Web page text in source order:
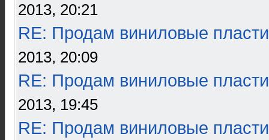
2013, 20:21
RE: Продам виниловые
2013, 20:09
RE: Продам виниловые
2013, 19:45
RE: Продам виниловые